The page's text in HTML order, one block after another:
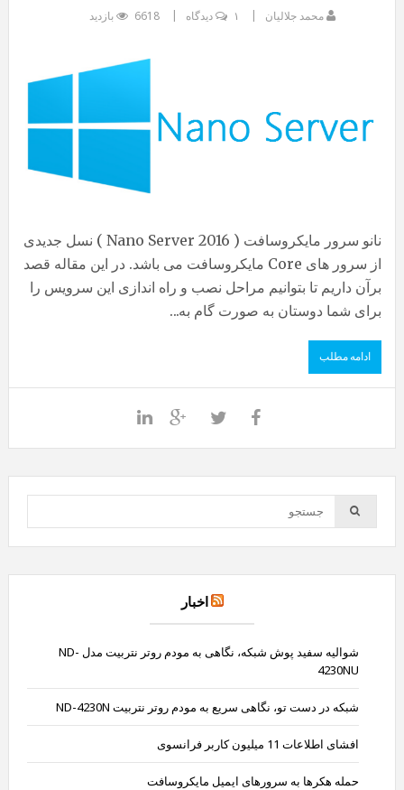
محمد جلالیان ۱ دیدگاه 6618 بازدید
نانو سرور مایکروسافت ( Nano Server 2016 ) نسل جدیدی
از سرور های Core مایکروسافت می باشد. در این مقاله قصد
برآن داریم تا بتوانیم مراحل نصب و راه اندازی این سرویس را
برای شما دوستان به صورت گام به...
ادامه مطلب
اخبار
شوالیه سفید پوش شبکه، نگاهی به مودم روتر نتربیت مدل ND-
4230NU
شبکه در دست تو، نگاهی سریع به مودم روتر نتربیت ND-4230N
افشای اطلاعات 11 میلیون کاربر فرانسوی
حمله هکرها به سرورهای ایمیل مایکروسافت